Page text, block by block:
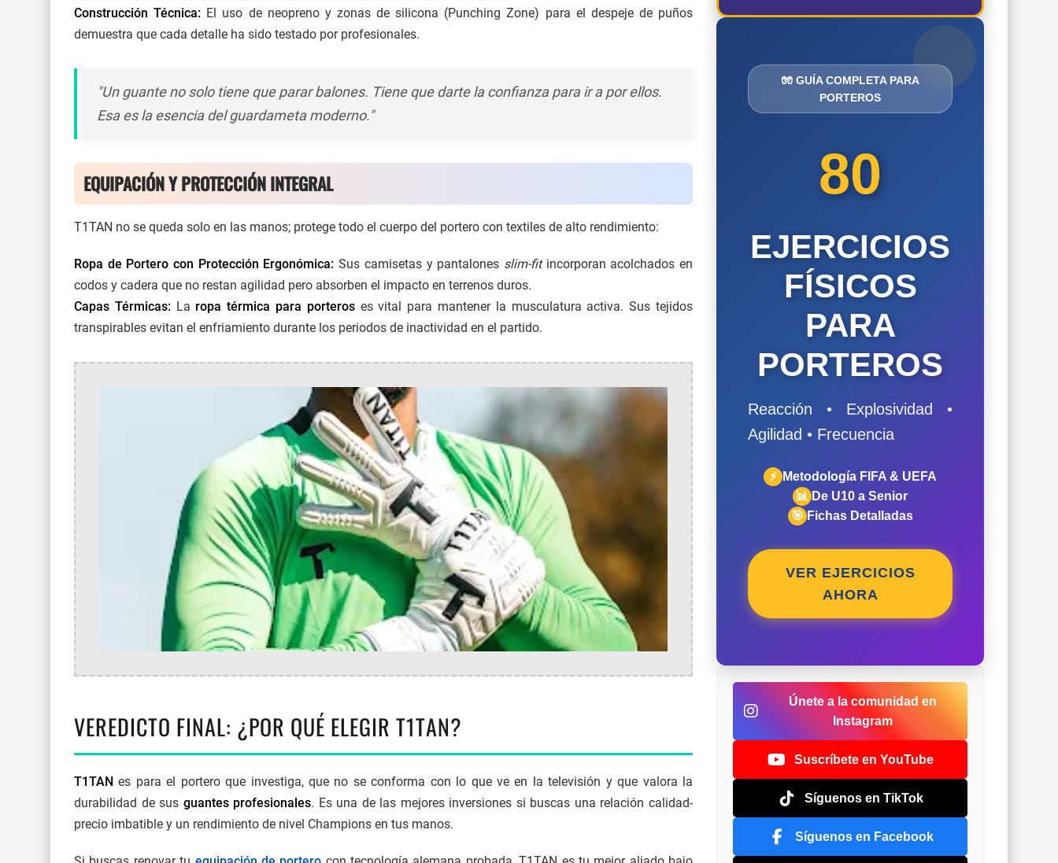
Construcción Técnica: El uso de neopreno y zonas de silicona (Punching Zone) para el despeje de puños
demuestra que cada detalle ha sido testado por profesionales.
"Un guante no solo tiene que parar balones. Tiene que darte la confianza para ir a por ellos.
Esa es la esencia del guardameta moderno."
EQUIPACIÓN Y PROTECCIÓN INTEGRAL
T1TAN no se queda solo en las manos; protege todo el cuerpo del portero con textiles de alto rendimiento:
Ropa de Portero con Protección Ergonómica: Sus camisetas y pantalones slim-fitincorporan acolchados en
codos y cadera que no restan agilidad pero absorben el impacto en terrenos duros.
Capas Térmicas:La ropa térmica para porteroses vital para mantener la musculatura activa. Sus tejidos
transpirables evitan el enfriamiento durante los periodos de inactividad en el partido.
VEREDICTO FINAL: ¿POR QUÉ ELEGIR T1TAN?
T1TAN es para el portero que investiga, que no se conforma con lo que ve en la televisión y que valora la
durabilidad de sus guantes profesionales. Es una de las mejores inversiones si buscas una relación calidad-
precio imbatible y un rendimiento de nivel Champions en tus manos.
🧤 GUÍA COMPLETA PARA
PORTEROS
80
EJERCICIOS
FÍSICOS
PARA
PORTEROS
Reacción • Explosividad •
Agilidad • Frecuencia
⚡ Metodología FIFA & UEFA
📊 De U10 a Senior
🎯 Fichas Detalladas
VER EJERCICIOS
AHORA
Únete a la comunidad en
Instagram
Suscríbete en YouTube
Síguenos en TikTok
Síguenos en Facebook